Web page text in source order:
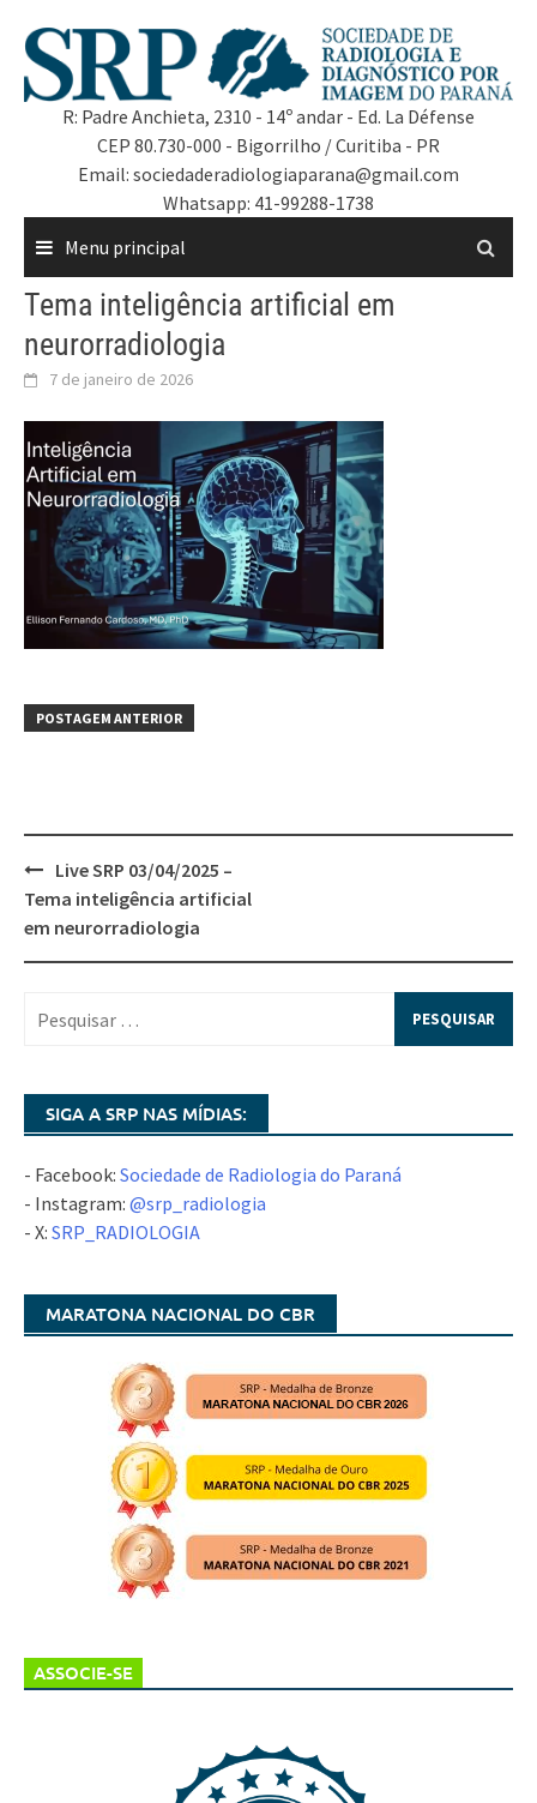
R: Padre Anchieta, 2310 - 14º andar - Ed. La Défense
CEP 80.730-000 - Bigorrilho / Curitiba - PR
Email: sociedaderadiologiaparana@gmail.com
Whatsapp: 41-99288-1738
Menu principal
Tema inteligência artificial em
neurorradiologia
7 de janeiro de 2026
POSTAGEM ANTERIOR
Live SRP 03/04/2025 –
Tema inteligência artificial
em neurorradiologia
SIGA A SRP NAS MÍDIAS:
- Facebook: Sociedade de Radiologia do Paraná
- Instagram: @srp_radiologia
- X: SRP_RADIOLOGIA
MARATONA NACIONAL DO CBR
ASSOCIE-SE